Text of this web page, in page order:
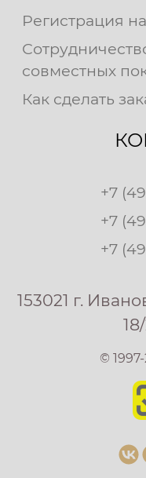
Регистрация
совместных
Как сделать
+7
+7
+7
153021 г.
©